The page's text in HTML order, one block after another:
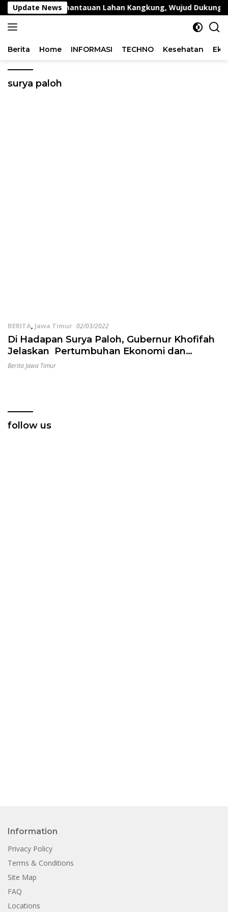
Langsung
ke
konten
Update News
Lakukan Pemantauan Lahan Kangkung, Wujud Dukungan
Berita Home INFORMASI TECHNO Kesehatan
surya paloh
BERITA, Jawa Timur 02/03/2022
Di Hadapan Surya Paloh, Gubernur Khofifah
Jelaskan Pertumbuhan Ekonomi dan
Penurunan Kemiskinan di Jatim
Berita Jawa Timur
follow us
Information
Privacy Policy
Terms & Conditions
Site Map
FAQ
Locations